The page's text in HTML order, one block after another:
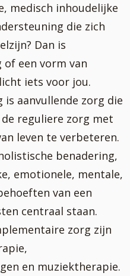
medisch inhoudelijke
die zich
Dan is
een vorm van
iets voor jou.
aanvullende zorg die
reguliere zorg met
leven te verbeteren.
benadering,
emotionele, mentale,
van een
centraal staan.
zorg zijn
en muziektherapie.